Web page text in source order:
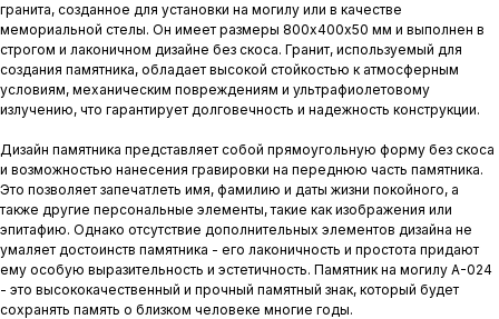
гранита, созданное для установки на могилу или в качестве
мемориальной стелы. Он имеет размеры 800х400х50 мм и выполнен в
строгом и лаконичном дизайне без скоса. Гранит, используемый для
создания памятника, обладает высокой стойкостью к атмосферным
условиям, механическим повреждениям и ультрафиолетовому
излучению, что гарантирует долговечность и надежность конструкции.
Дизайн памятника представляет собой прямоугольную форму без скоса
и возможностью нанесения гравировки на переднюю часть памятника.
Это позволяет запечатлеть имя, фамилию и даты жизни покойного, а
также другие персональные элементы, такие как изображения или
эпитафию. Однако отсутствие дополнительных элементов дизайна не
умаляет достоинств памятника - его лаконичность и простота придают
ему особую выразительность и эстетичность. Памятник на могилу A-024
- это высококачественный и прочный памятный знак, который будет
сохранять память о близком человеке многие годы.